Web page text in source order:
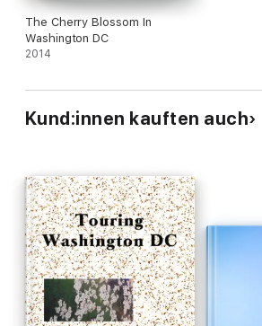
The Cherry Blossom In
Washington DC
2014
Kund:innen kauften auch